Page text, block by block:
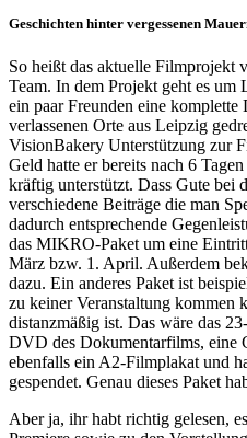
Geschichten hinter vergessenen
So heißt das aktuelle Filmprojekt
Team. In dem Projekt geht es
ein paar Freunden eine komplette
verlassenen Orte aus Leipzig
VisionBakery Unterstützung zur
Geld hatte er bereits nach 6
kräftig unterstützt. Dass Gute bei
verschiedene Beiträge die man
dadurch entsprechende
das MIKRO-Paket um eine
März bzw. 1. April. Außerdem
dazu. Ein anderes Paket ist
zu keiner Veranstaltung kommen
distanzmäßig ist. Das wäre das
DVD des Dokumentarfilms, eine
ebenfalls ein A2-Filmplakat und
gespendet. Genau dieses Paket
Aber ja, ihr habt richtig gelesen,